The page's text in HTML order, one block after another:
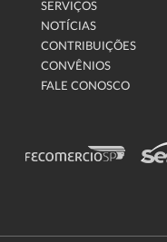
SERVIÇOS
NOTÍCIAS
CONTRIBUIÇÕES
CONVÊNIOS
FALE CONOSCO